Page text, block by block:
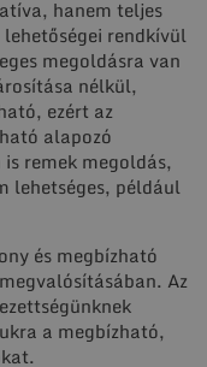
hanem teljes
rendkívül
megoldásra van
nélkül,
ezért az
alapozó
remek megoldás,
lehetséges, például
és megbízható
Az
a megbízható,